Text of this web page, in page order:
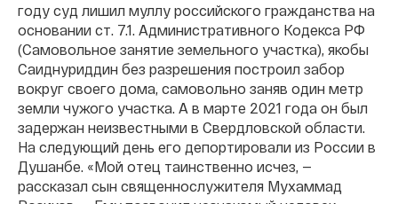
году суд лишил муллу российского гражданства на
основании ст. 7.1. Административного Кодекса РФ
(Самовольное занятие земельного участка), якобы
Саиднуриддин без разрешения построил забор
вокруг своего дома, самовольно заняв один метр
земли чужого участка. А в марте 2021 года он был
задержан неизвестными в Свердловской области.
На следующий день его депортировали из России в
Душанбе. «Мой отец таинственно исчез, —
рассказал сын священнослужителя Мухаммад